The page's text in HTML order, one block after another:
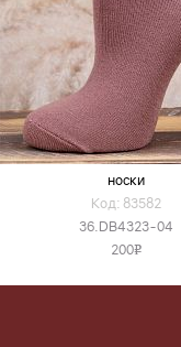
носки
Код: 83582
36.DB4323-04
200v